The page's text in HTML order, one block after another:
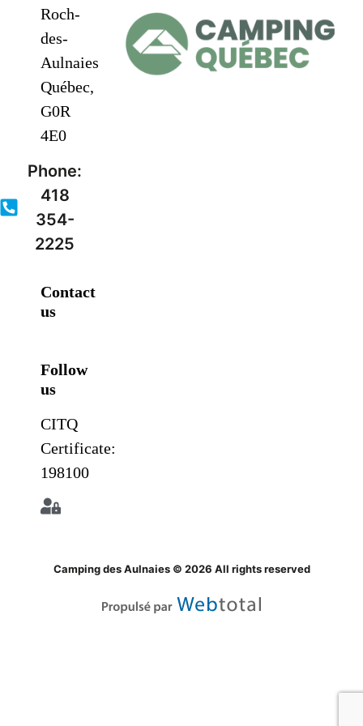
Roch-
des-
Aulnaies
Québec,
G0R
4E0
Phone:
418
354-
2225
Contact
us
Follow
us
CITQ
Certificate:
198100
Camping des Aulnaies © 2026 All rights reserved